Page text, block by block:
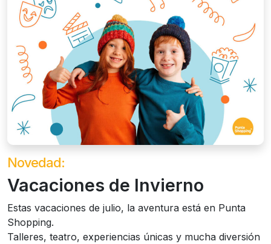
Novedad:
Vacaciones de Invierno
Estas vacaciones de julio, la aventura está en Punta
Shopping.
Talleres, teatro, experiencias únicas y mucha diversión